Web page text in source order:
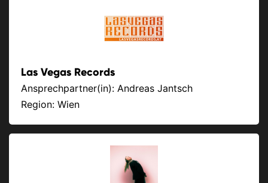
Las Vegas Records
Ansprechpartner(in): Andreas Jantsch
Region: Wien